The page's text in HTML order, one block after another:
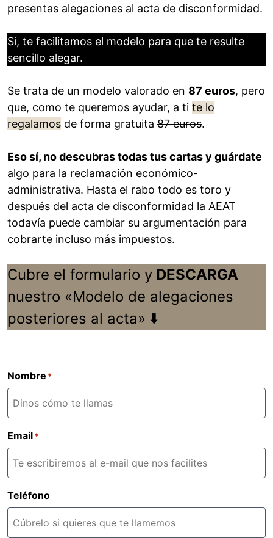
presentas alegaciones al acta de disconformidad.
Sí, te facilitamos el modelo para que te resulte
sencillo alegar.
Se trata de un modelo valorado en 87 euros, pero
que, como te queremos ayudar, a ti te lo
regalamos de forma gratuita 87 euros.
Eso sí, no descubras todas tus cartas y guárdate
algo para la reclamación económico-
administrativa. Hasta el rabo todo es toro y
después del acta de disconformidad la AEAT
todavía puede cambiar su argumentación para
cobrarte incluso más impuestos.
Cubre el formulario y DESCARGA
nuestro «Modelo de alegaciones
posteriores al acta» ⬇️
Nombre *
Email*
Teléfono